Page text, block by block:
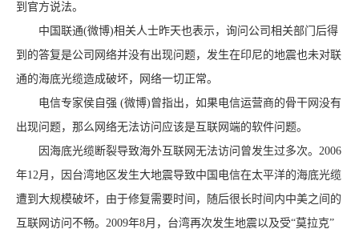
到官方说法。
中国联通(微博)相关人士昨天也表示，询问公司相关部门后得
到的答复是公司网络并没有出现问题，发生在印尼的地震也未对联
通的海底光缆造成破坏，网络一切正常。
电信专家侯自强 (微博)曾指出，如果电信运营商的骨干网没有
出现问题，那么网络无法访问应该是互联网端的软件问题。
因海底光缆断裂导致海外互联网无法访问曾发生过多次。2006
年12月，因台湾地区发生大地震导致中国电信在太平洋的海底光缆
遭到大规模破坏，由于修复需要时间，随后很长时间内中美之间的
互联网访问不畅。2009年8月，台湾再次发生地震以及受“莫拉克”